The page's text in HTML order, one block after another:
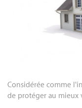
Considérée comme
de protéger au mieux